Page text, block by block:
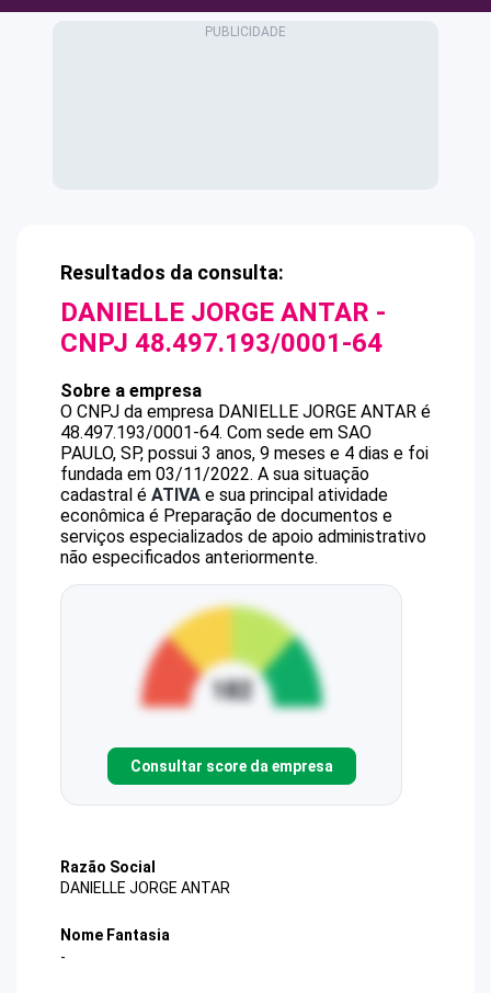
Resultados da consulta:
DANIELLE JORGE ANTAR -
CNPJ 48.497.193/0001-64
Sobre a empresa
O CNPJ da empresa DANIELLE JORGE ANTAR é
48.497.193/0001-64. Com sede em SAO
PAULO, SP, possui 3 anos, 9 meses e 4 dias e foi
fundada em 03/11/2022. A sua situação
cadastral é ATIVA e sua principal atividade
econômica é Preparação de documentos e
serviços especializados de apoio administrativo
não especificados anteriormente.
Consultar score da empresa
Razão Social
DANIELLE JORGE ANTAR
Nome Fantasia
-